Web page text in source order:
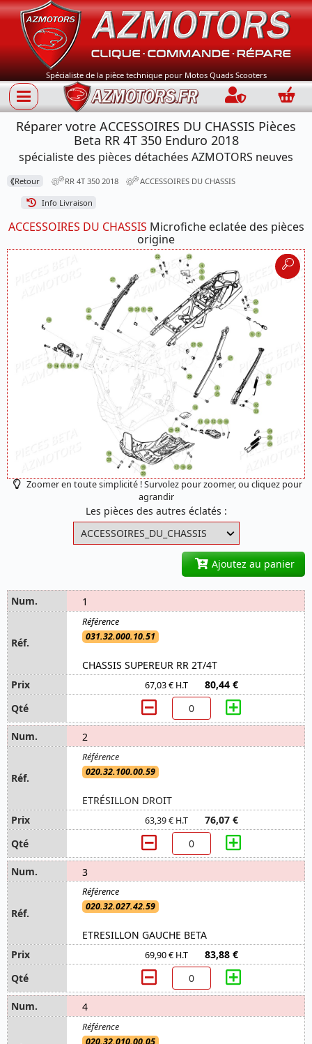
Spécialiste de la pièce technique pour Motos Quads Scooters
Connection
Réparer votre ACCESSOIRES DU CHASSIS Pièces
Beta RR 4T 350 Enduro 2018
spécialiste des pièces détachées AZMOTORS neuves
⟪Retour RR 4T 350 2018 ACCESSOIRES DU CHASSIS
Info Livraison
ACCESSOIRES DU CHASSIS Microfiche eclatée des pièces
origine
Zoomer en toute simplicité ! Survolez pour zoomer, ou cliquez pour
agrandir
Les pièces des autres éclatés :
Ajoutez au panier
1
031.32.000.10.51
CHASSIS SUPEREUR RR 2T/4T
67,03 € H.T 80,44 €
2
020.32.100.00.59
ETRÉSILLON DROIT
63,39 € H.T 76,07 €
3
020.32.027.42.59
ETRESILLON GAUCHE BETA
69,90 € H.T 83,88 €
4